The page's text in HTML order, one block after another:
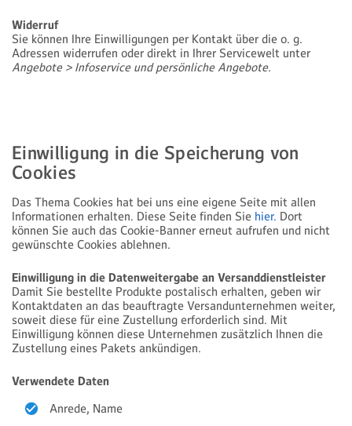
Widerruf
Sie können Ihre Einwilligungen per Kontakt über die o. g.
Adressen widerrufen oder direkt in Ihrer Servicewelt unter
Angebote > Infoservice und persönliche Angebote.
Einwilligung in die Speicherung von
Cookies
Das Thema Cookies hat bei uns eine eigene Seite mit allen
Informationen erhalten. Diese Seite finden Sie hier. Dort
können Sie auch das Cookie-Banner erneut aufrufen und nicht
gewünschte Cookies ablehnen.
Einwilligung in die Datenweitergabe an Versanddienstleister
Damit Sie bestellte Produkte postalisch erhalten, geben wir
Kontaktdaten an das beauftragte Versandunternehmen weiter,
soweit diese für eine Zustellung erforderlich sind. Mit
Einwilligung können diese Unternehmen zusätzlich Ihnen die
Zustellung eines Pakets ankündigen.
Verwendete Daten
Anrede, Name